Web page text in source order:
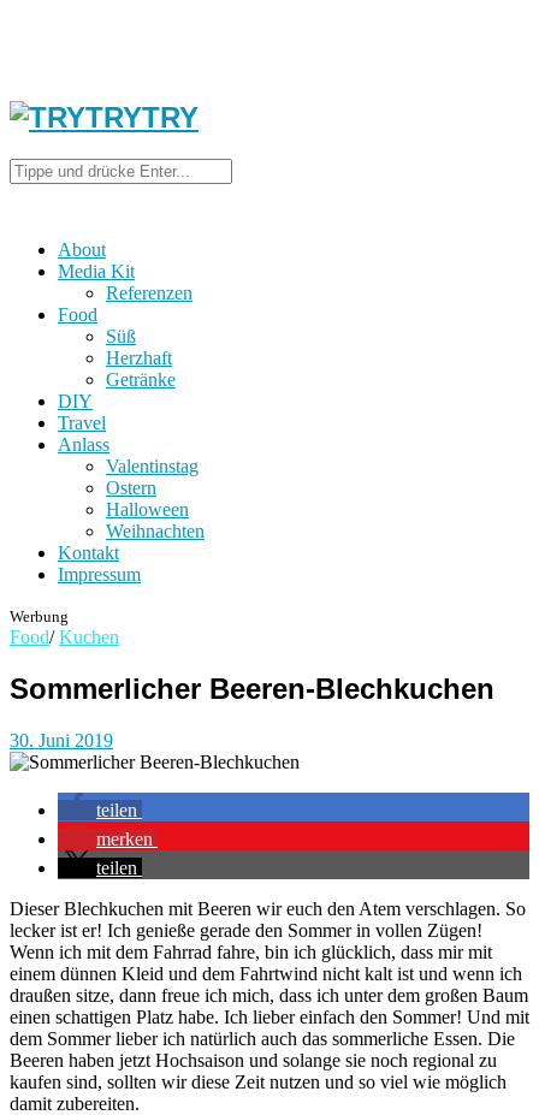
About
Media Kit
Referenzen
Food
Süß
Herzhaft
Getränke
DIY
Travel
Anlass
Valentinstag
Ostern
Halloween
Weihnachten
Kontakt
Impressum
Werbung
Food/ Kuchen
Sommerlicher Beeren-Blechkuchen
30. Juni 2019
teilen
merken
teilen
Dieser Blechkuchen mit Beeren wir euch den Atem verschlagen. So
lecker ist er! Ich genieße gerade den Sommer in vollen Zügen!
Wenn ich mit dem Fahrrad fahre, bin ich glücklich, dass mir mit
einem dünnen Kleid und dem Fahrtwind nicht kalt ist und wenn ich
draußen sitze, dann freue ich mich, dass ich unter dem großen Baum
einen schattigen Platz habe. Ich lieber einfach den Sommer! Und mit
dem Sommer lieber ich natürlich auch das sommerliche Essen. Die
Beeren haben jetzt Hochsaison und solange sie noch regional zu
kaufen sind, sollten wir diese Zeit nutzen und so viel wie möglich
damit zubereiten.